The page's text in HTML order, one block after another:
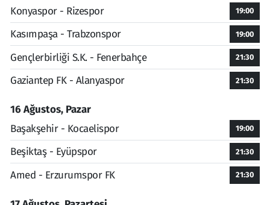
Konyaspor - Rizespor
19:00
Kasımpaşa - Trabzonspor 19:00
Gençlerbirliği S.K. - Fenerbahçe 21:30
Gaziantep FK - Alanyaspor 21:30
16 Ağustos, Pazar
Başakşehir - Kocaelispor
19:00
Beşiktaş - Eyüpspor 21:30
Amed - Erzurumspor FK 21:30